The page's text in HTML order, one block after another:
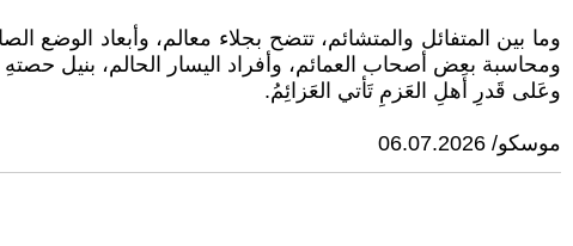
وما بين المتفائل والمتشائم، تتضح بجلاء معالم، وأبعاد الوضع
ومحاسبة بعض أصحاب العمائم، وأفراد اليسار الحالم، بنيل
وعَلى قَدرِ أَهلِ العَزمِ تَأتي العَزائِمُ.
موسكو/ 06.07.2026